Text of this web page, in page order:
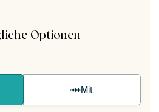
im Handumdrehen
ansehen
Optionen
Mit